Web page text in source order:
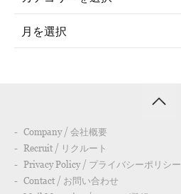
Company / 会社概要
Recruit / リクルート
Privacy Policy / プライバシーポリシー
Contact / お問い合わせ